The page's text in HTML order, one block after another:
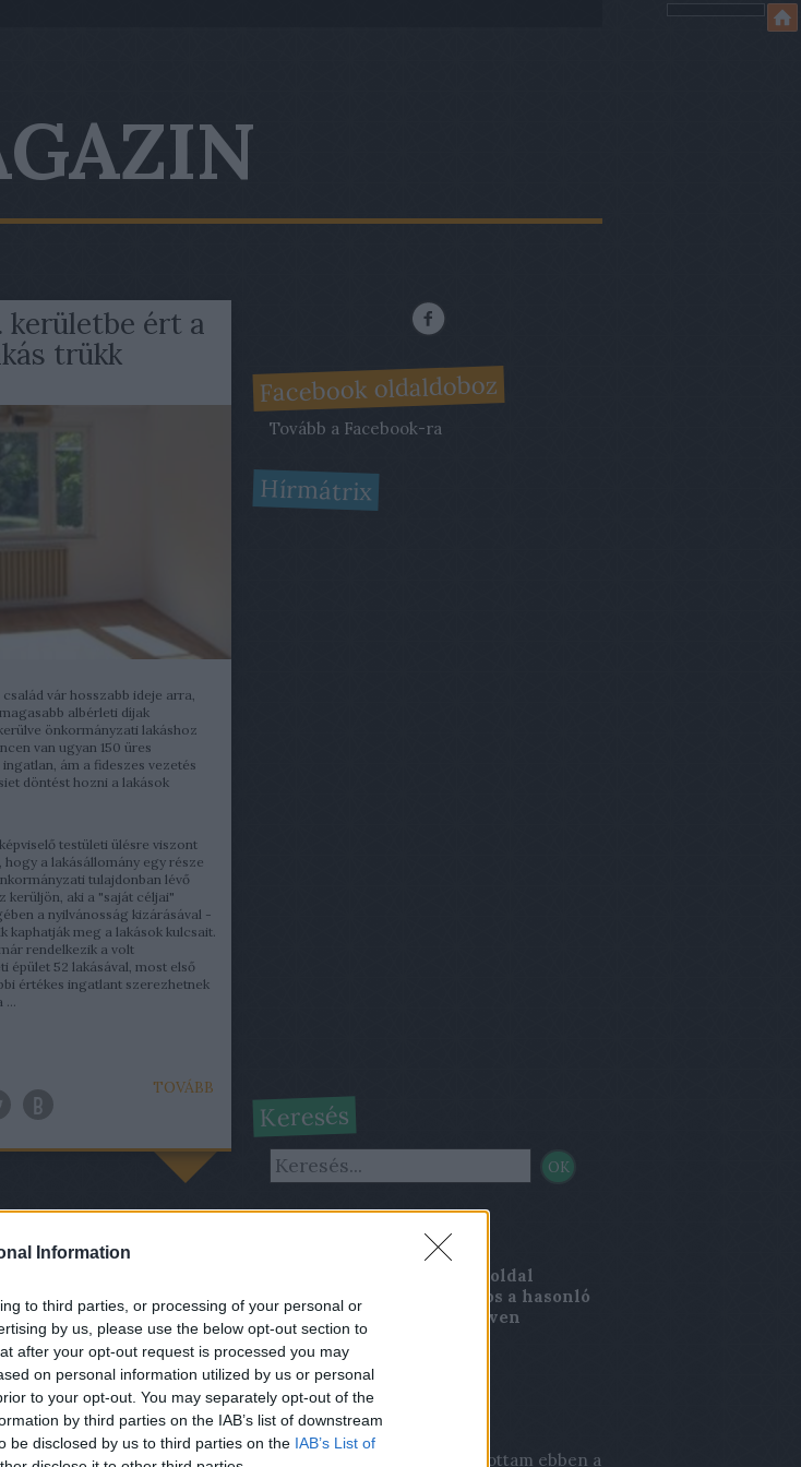
Information
to third parties, or processing of your personal or
by us, please use the below opt-out section to
after your opt-out request is processed you may
on personal information utilized by us or personal
to your opt-out. You may separately opt-out of the
by third parties on the IAB’s list of downstream
be disclosed by us to third parties on the IAB’s List of
kerületbe ért a
trükk
vár hosszabb ideje arra,
albérleti díjak
önkormányzati lakáshoz
van ugyan 150 üres
ám a fideszes vezetés
döntést hozni a lakások
testületi ülésre viszont
a lakásállomány egy része
tulajdonban lévő
kerüljön, aki a "saját céljai"
a nyilvánosság kizárásával -
kaphatják meg a lakások kulcsait.
rendelkezik a volt
épület 52 lakásával, most első
értékes ingatlant szerezhetnek
TOVÁBB
Facebook oldaldoboz
Tovább a Facebook-ra
Hírmátrix
Keresés
Lőrinci Magazin
oldal
szerkesztősége nem azonos a hasonló
nevű, Lőrinci Magazin néven
megjelenő sajtótermék
szerkesztőségével.
Friss topikok
Én még valaha játszottam ebben a